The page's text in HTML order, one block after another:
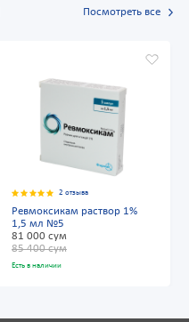
Посмотреть все
2 отзыва
Ревмоксикам раствор 1%
1,5 мл №5
81 000 сум
85 400 сум
Есть в наличии